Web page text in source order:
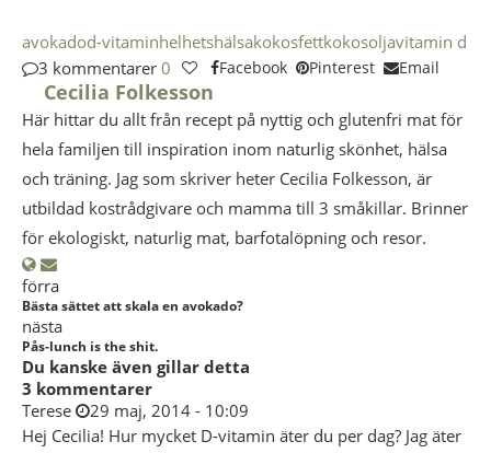
avokadod-vitaminhelhetshälsakokosfettkokosoljavitamin d
3 kommentarer 0 Facebook Pinterest Email
Cecilia Folkesson
Här hittar du allt från recept på nyttig och glutenfri mat för
hela familjen till inspiration inom naturlig skönhet, hälsa
och träning. Jag som skriver heter Cecilia Folkesson, är
utbildad kostrådgivare och mamma till 3 småkillar. Brinner
för ekologiskt, naturlig mat, barfotalöpning och resor.
förra
Bästa sättet att skala en avokado?
nästa
Pås-lunch is the shit.
Du kanske även gillar detta
3 kommentarer
Terese
29 maj, 2014 - 10:09
Hej Cecilia! Hur mycket D-vitamin äter du per dag? Jag äter